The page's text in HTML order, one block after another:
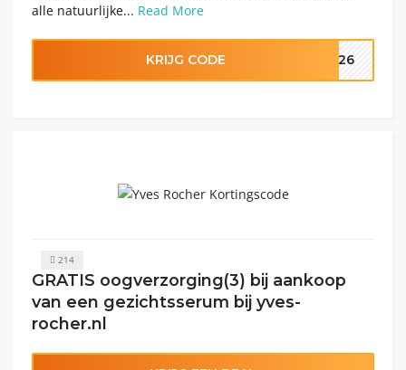
alle natuurlijke... Read More
KRIJG CODE OM26
214
GRATIS oogverzorging(3) bij aankoop
van een gezichtsserum bij yves-
rocher.nl